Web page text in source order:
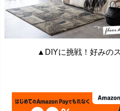
▲DIYに挑戦！好みの